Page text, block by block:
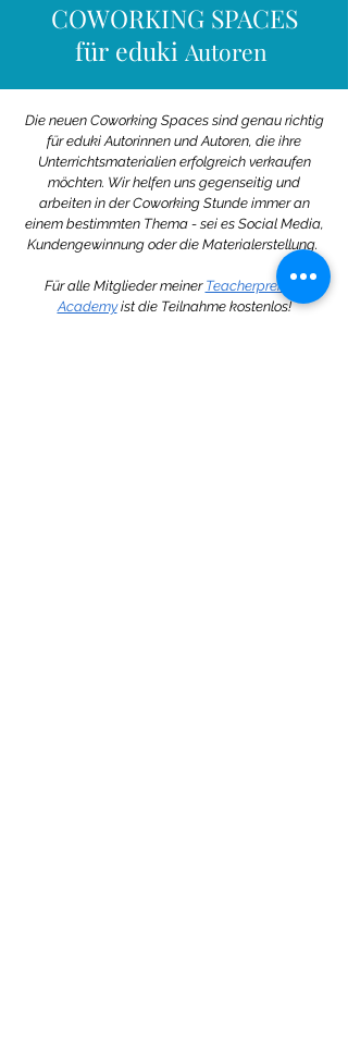
COWORKING SPACES
für eduki Autoren
Die neuen Coworking Spaces sind genau richtig
für eduki Autorinnen und Autoren, die ihre
Unterrichtsmaterialienerfolgreich verkaufen
möchten. Wir helfen uns gegenseitig und
arbeiten in der Coworking Stunde immer an
einem bestimmten Thema - sei es Social Media,
Kundengewinnung oder die Materialerstellung.
Für alle Mitglieder meiner Teacherpreneur
Academyist die Teilnahme kostenlos!